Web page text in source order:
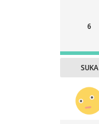
6
SUKA